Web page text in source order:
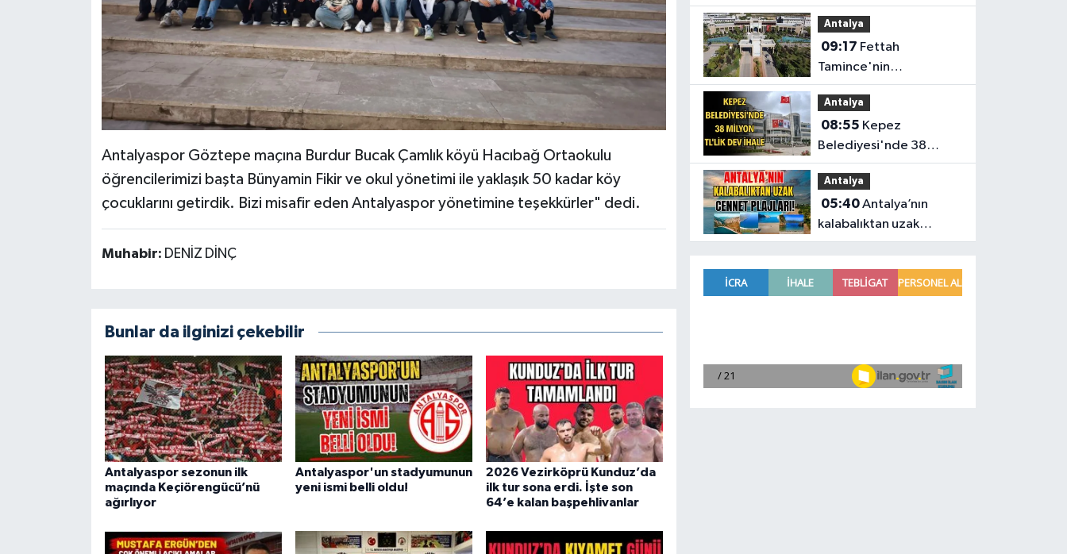
Antalyaspor Göztepe maçına Burdur Bucak Çamlık köyü Hacıbağ Ortaokulu
öğrencilerimizi başta Bünyamin Fikir ve okul yönetimi ile yaklaşık 50 kadar köy
çocuklarını getirdik. Bizi misafir eden Antalyaspor yönetimine teşekkürler" dedi.
Muhabir: DENİZ DİNÇ
Bunlar da ilginizi çekebilir
Antalyaspor sezonun ilk
maçında Keçiörengücü’nü
ağırlıyor
Antalyaspor'un stadyumunun
yeni ismi belli oldu!
2026 Vezirköprü Kunduz’da
ilk tur sona erdi. İşte son
64’e kalan başpehlivanlar
katına çıkıyor
Antalya
09:17
Tamince'nin
başkanlığındaki Antalya
Bilim Üniversitesi'nde
düzen değişti
Antalya
08:55
Belediyesi'nde 38
milyon TL'lik dev ihale
Antalya
05:40Antalya’nın
kalabalıktan uzak
cennet plajları!